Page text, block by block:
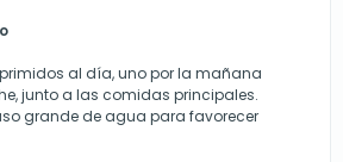
al día, uno por la mañana
junto a las comidas principales.
grande de agua para favorecer